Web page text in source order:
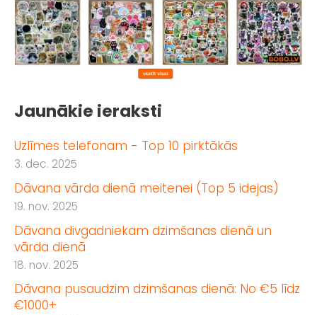
Jaunākie ieraksti
Uzlīmes telefonam - Top 10 pirktākās
3. dec. 2025
Dāvana vārda dienā meitenei (Top 5 idejas)
19. nov. 2025
Dāvana divgadniekam dzimšanas dienā un
vārda dienā
18. nov. 2025
Dāvana pusaudzim dzimšanas dienā: No €5 līdz
€1000+